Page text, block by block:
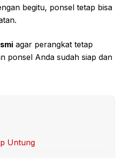
begitu, ponsel tetap bisa
agar perangkat tetap
ponsel Anda sudah siap dan
Untung